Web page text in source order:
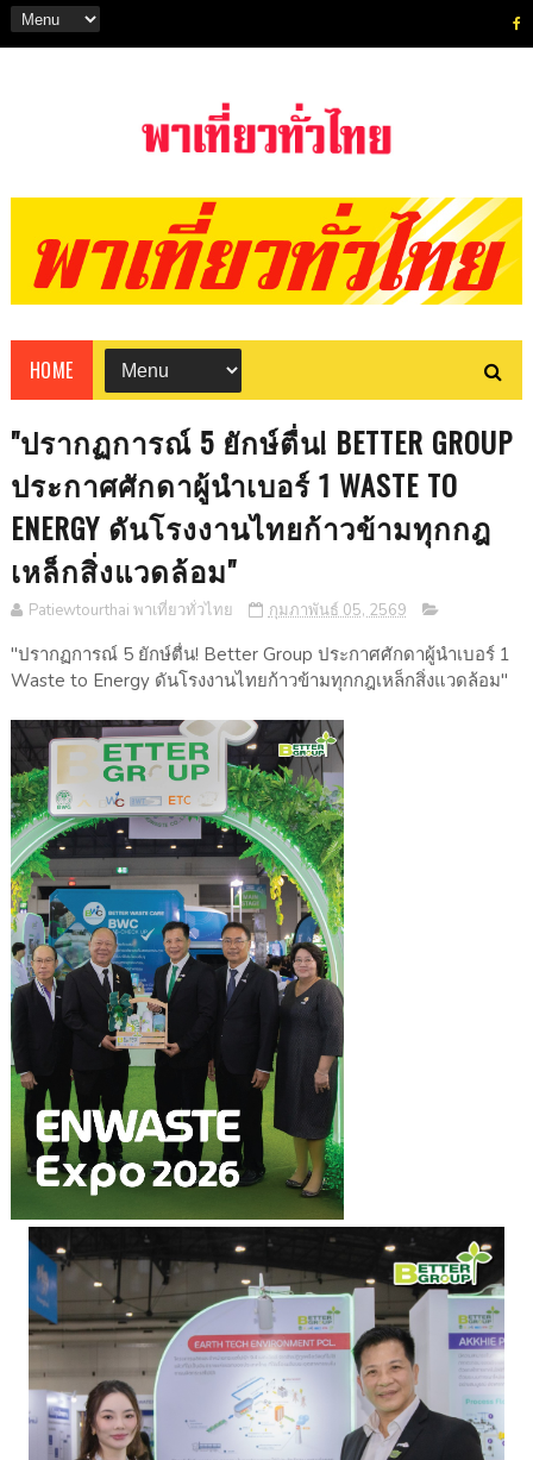
HOME
"ปรากฏการณ์ 5 ยักษ์ตื่น! BETTER GROUP
ประกาศศักดาผู้นำเบอร์ 1 WASTE TO
ENERGY ดันโรงงานไทยก้าวข้ามทุกกฎ
เหล็กสิ่งแวดล้อม"
Patiewtourthai พาเที่ยวทั่วไทย กุมภาพันธ์ 05, 2569
"ปรากฏการณ์ 5 ยักษ์ตื่น! Better Group ประกาศศักดาผู้นำเบอร์ 1
Waste to Energy ดันโรงงานไทยก้าวข้ามทุกกฎเหล็กสิ่งแวดล้อม"